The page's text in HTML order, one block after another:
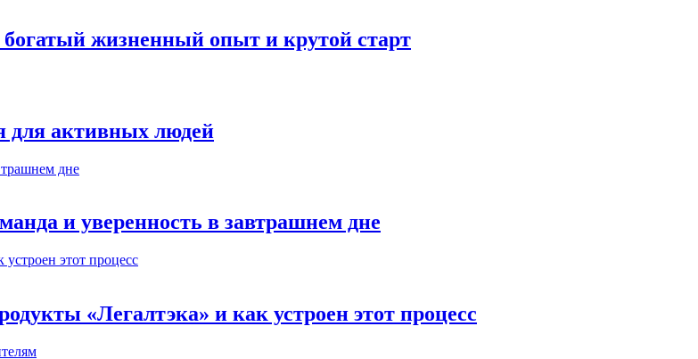
жизненный опыт и крутой старт
активных людей
и уверенность в завтрашнем дне
«Легалтэка» и как устроен этот процесс